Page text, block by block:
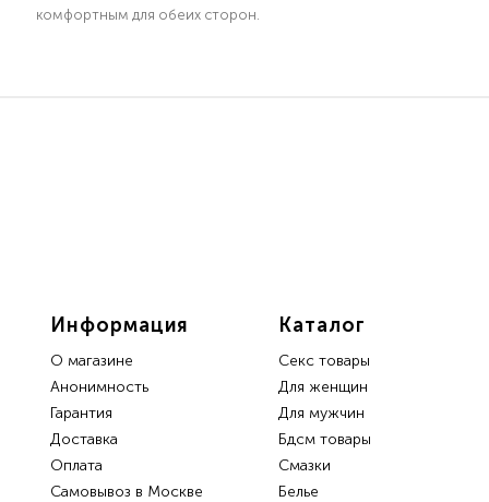
комфортным для обеих сторон.
Каталог
Секс товары
Для женщин
Для мужчин
Бдсм товары
Смазки
Белье
Информация
О магазине
Анонимность
Гарантия
Доставка
Oплата
Самовывоз в Москве